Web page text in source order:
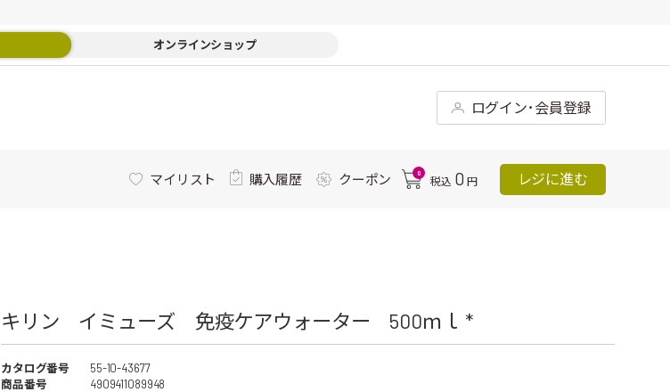
オンラインショップ
ログイン･会員登録
マイリスト 購入履歴 クーポン 0
税込 0 円 レジに進む
キリン イミューズ 免疫ケアウォーター 500ｍｌ *
カタログ番号
55-10-43677
商品番号
4909411089948